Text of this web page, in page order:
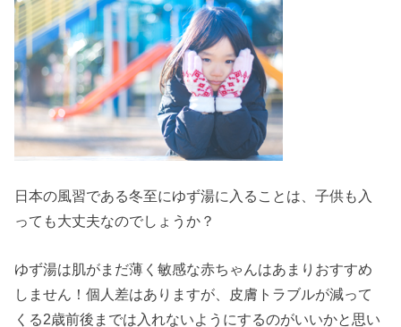
日本の風習である冬至にゆず湯に入ることは、子供も入
っても大丈夫なのでしょうか？
ゆず湯は肌がまだ薄く敏感な赤ちゃんはあまりおすすめ
しません！個人差はありますが、皮膚トラブルが減って
くる2歳前後までは入れないようにするのがいいかと思い